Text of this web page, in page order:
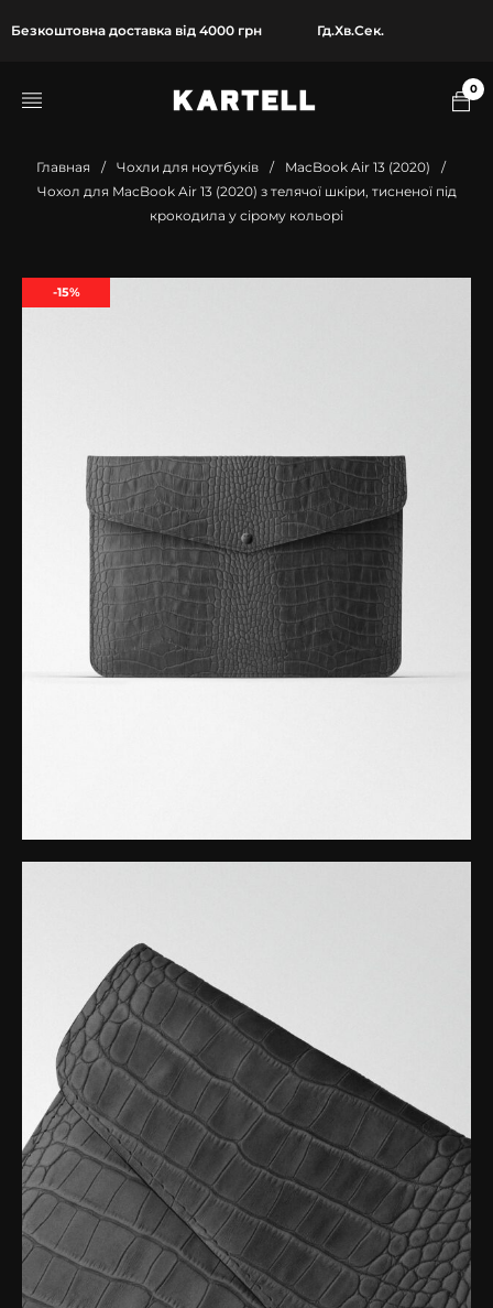
Безкоштовна доставка від 4000 грн Гд.Хв.Сек.
0
Главная / Чохли для ноутбуків / MacBook Air 13 (2020)
/
Чохол для MacBook Air 13 (2020) з телячої шкіри, тисненої під
крокодила у сірому кольорі
-15%